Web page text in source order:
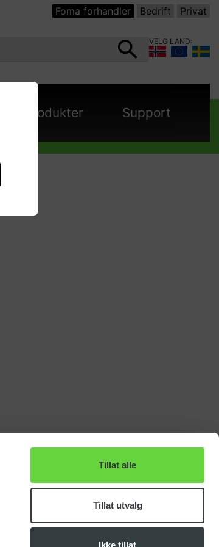
Tillat alle
Tillat utvalg
Ikke tillat
Foma forhandler Bedrift Privat
VELG LAND:
Produkter Support